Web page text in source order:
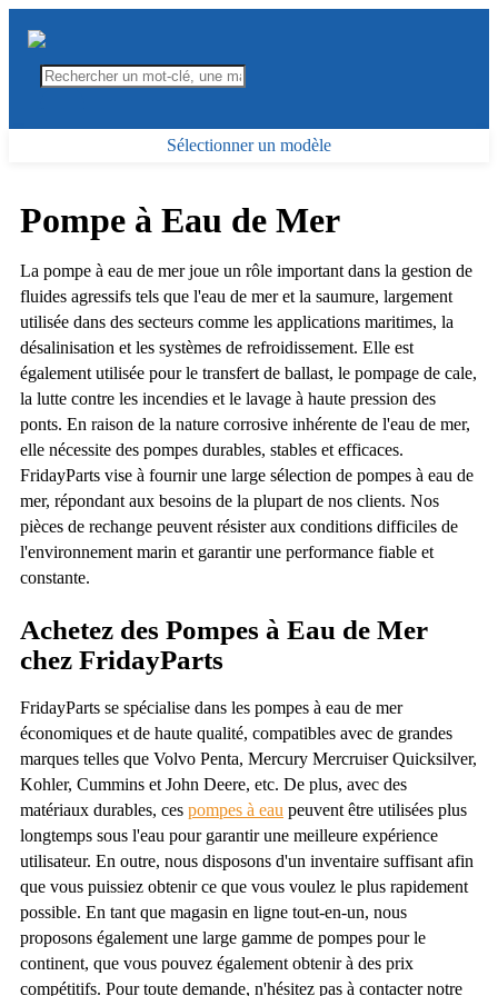
Sélectionner un modèle
Pompe à Eau de Mer
La pompe à eau de mer joue un rôle important dans la gestion de
fluides agressifs tels que l'eau de mer et la saumure, largement
utilisée dans des secteurs comme les applications maritimes, la
désalinisation et les systèmes de refroidissement. Elle est
également utilisée pour le transfert de ballast, le pompage de cale,
la lutte contre les incendies et le lavage à haute pression des
ponts. En raison de la nature corrosive inhérente de l'eau de mer,
elle nécessite des pompes durables, stables et efficaces.
FridayParts vise à fournir une large sélection de pompes à eau de
mer, répondant aux besoins de la plupart de nos clients. Nos
pièces de rechange peuvent résister aux conditions difficiles de
l'environnement marin et garantir une performance fiable et
constante.
Achetez des Pompes à Eau de Mer
chez FridayParts
FridayParts se spécialise dans les pompes à eau de mer
économiques et de haute qualité, compatibles avec de grandes
marques telles que Volvo Penta, Mercury Mercruiser Quicksilver,
Kohler, Cummins et John Deere, etc. De plus, avec des
matériaux durables, ces pompes à eau peuvent être utilisées plus
longtemps sous l'eau pour garantir une meilleure expérience
utilisateur. En outre, nous disposons d'un inventaire suffisant afin
que vous puissiez obtenir ce que vous voulez le plus rapidement
possible. En tant que magasin en ligne tout-en-un, nous
proposons également une large gamme de pompes pour le
continent, que vous pouvez également obtenir à des prix
compétitifs. Pour toute demande, n'hésitez pas à contacter notre